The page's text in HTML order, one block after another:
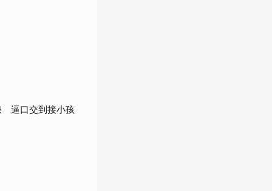
逼口交到接小孩